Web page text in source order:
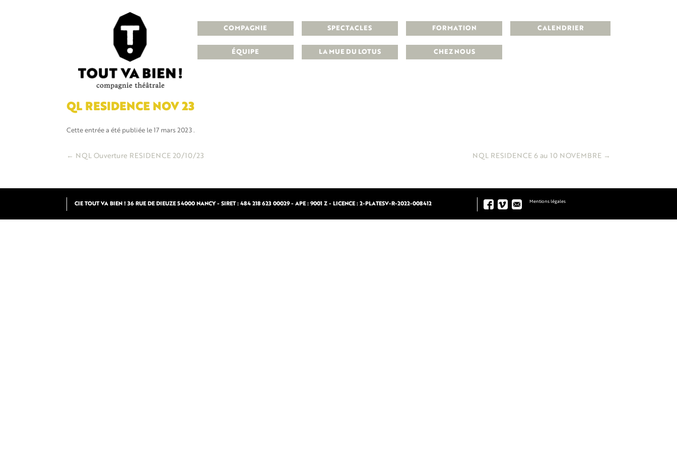
COMPAGNIE
ÉQUIPE
SPECTACLES
LA MUE DU LOTUS
FORMATION
CHEZ NOUS
CALENDRIER
QL RESIDENCE NOV 23
Cette entrée a été publiée le 17 mars 2023 .
Navigation
← NQL Ouverture RESIDENCE 20/10/23 NQL RESIDENCE 6 au 10 NOVEMBRE →
CIE TOUT VA BIEN ! 36 RUE DE DIEUZE 54000 NANCY - SIRET : 484 218 623 00029 - APE : 9001 Z - LICENCE : 2-PLATESV-R-2022-008412 Mentions légales